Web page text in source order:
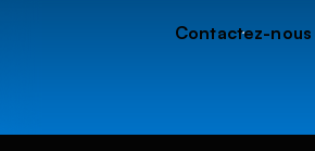
Contactez-nous